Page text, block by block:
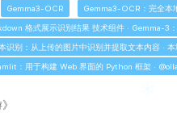
Gemma3-OCR
Gemma3-OCR：完全本
格式展示识别结果 技术组件 · Gemma-3
别：从上传的图片中识别并提取文本内容 ·
：用于构建 Web 界面的 Python 框架 ·